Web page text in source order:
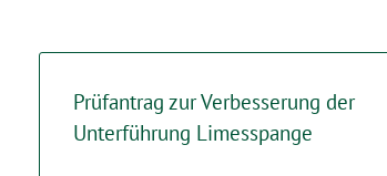
Prüfantrag zur Verbesserung der
Unterführung Limesspange